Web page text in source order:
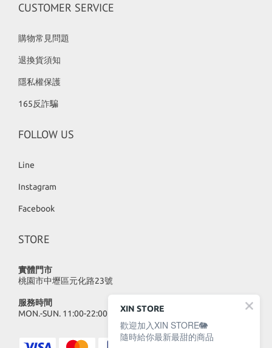
CUSTOMER SERVICE
購物常見問題
退換貨須知
隱私權保護
165反詐騙
FOLLOW US
Line
Instagram
Facebook
STORE
實體門市
桃園市中壢區元化路23號
服務時間
MON.-SUN. 11:00-22:00
XIN STORE
歡迎加入XIN STORE🐘
隨時給你最新最甜的商品